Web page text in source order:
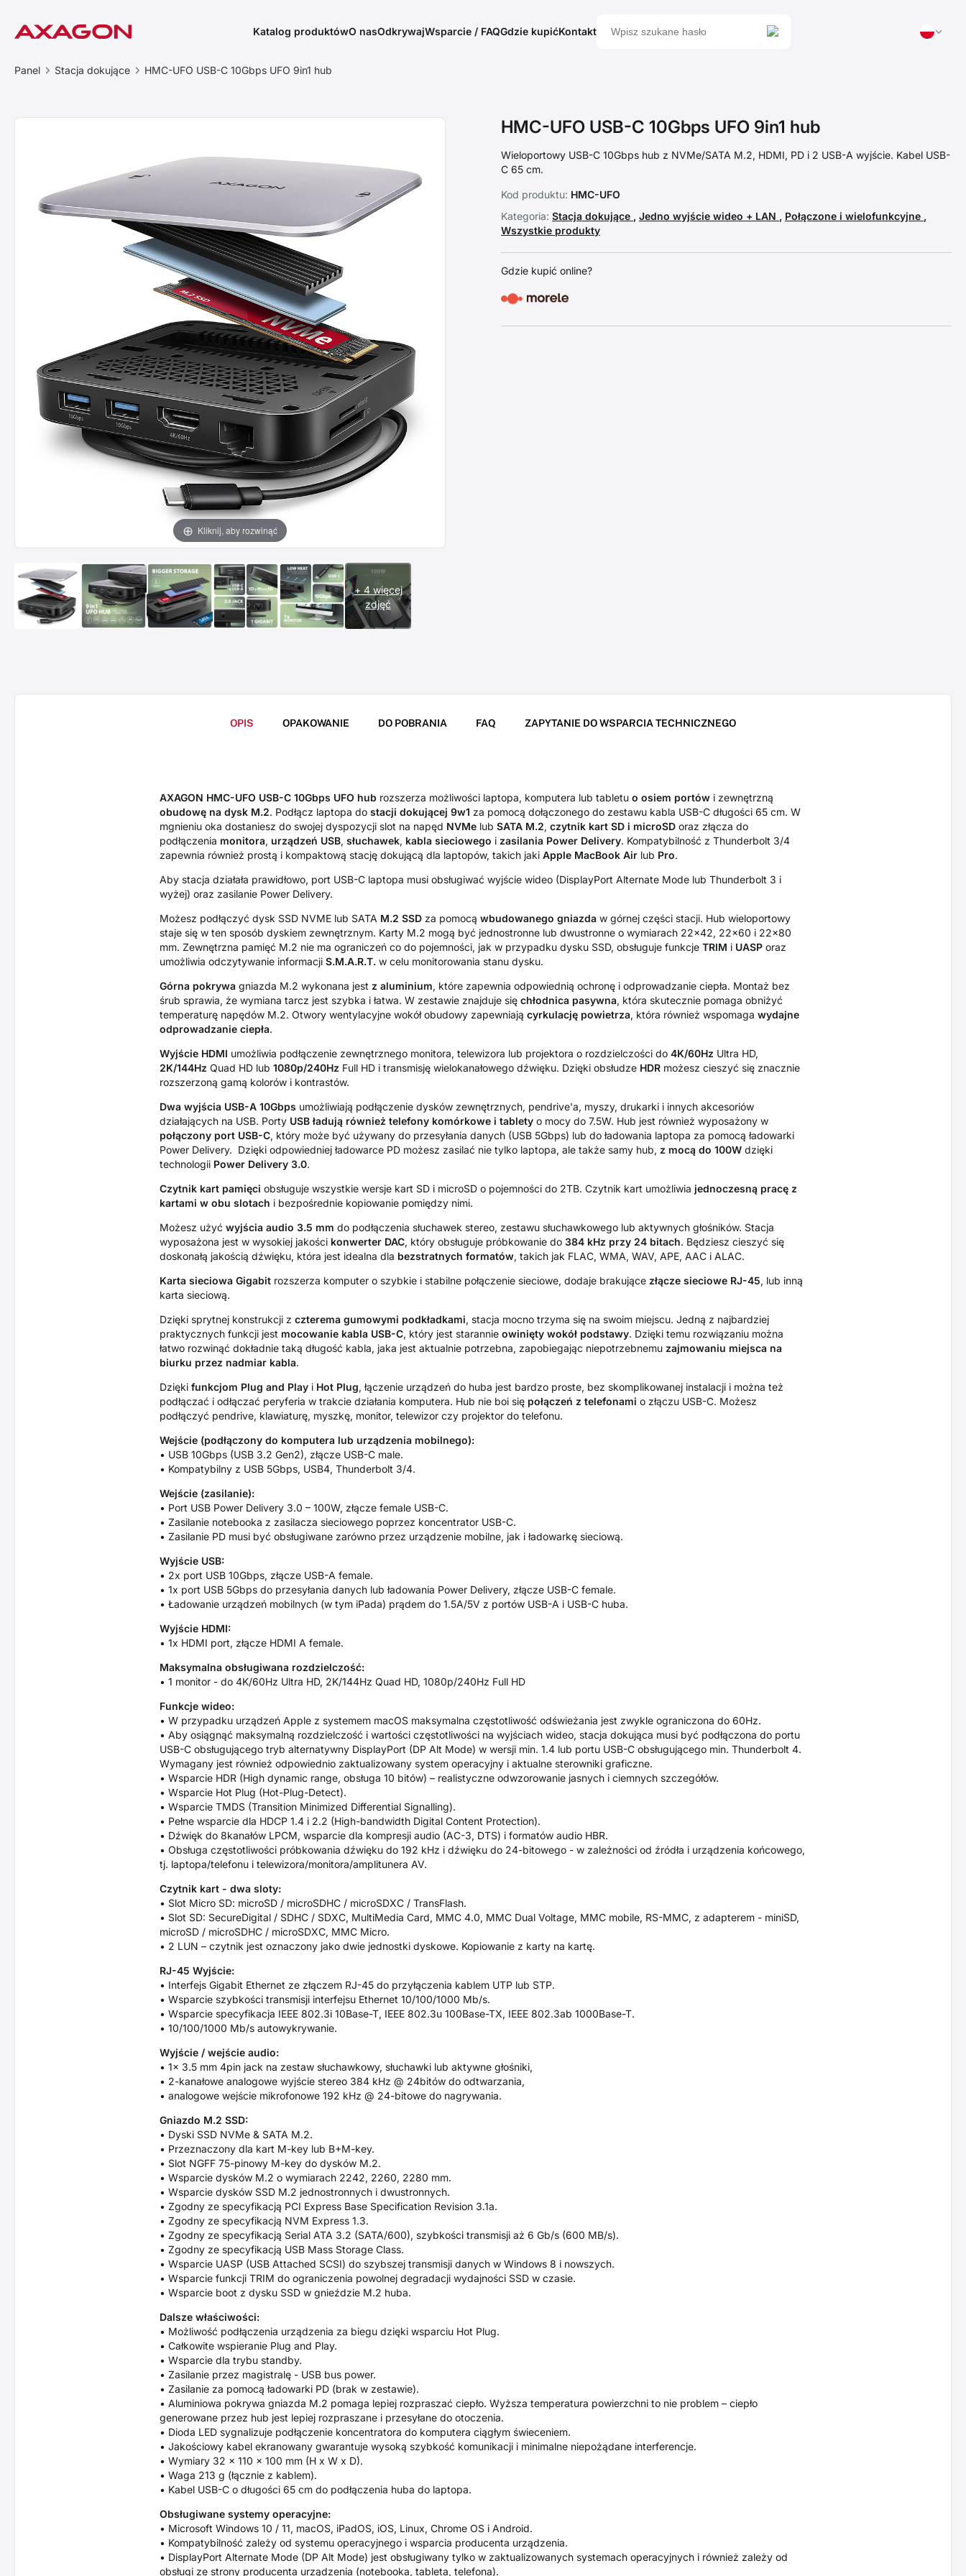
Katalog produktówO nasOdkrywajWsparcie / FAQGdzie kupićKontakt
Panel Stacja dokujące HMC-UFO USB-C 10Gbps UFO 9in1 hub
Kliknij, aby rozwinąć
+ 4 więcej
zdjęć
HMC-UFO USB-C 10Gbps UFO 9in1 hub
Wieloportowy USB-C 10Gbps hub z NVMe/SATA M.2, HDMI, PD i 2 USB-A wyjście. Kabel USB-
C 65 cm.
Kod produktu: HMC-UFO
Kategoria: Stacja dokujące , Jedno wyjście wideo + LAN , Połączone i wielofunkcyjne ,
Wszystkie produkty
Gdzie kupić online?
OPIS OPAKOWANIE DO POBRANIA FAQ ZAPYTANIE DO WSPARCIA TECHNICZNEGO
AXAGON HMC-UFO USB-C 10Gbps UFO hub rozszerza możliwości laptopa, komputera lub tabletu o osiem portów i zewnętrzną
obudowę na dysk M.2. Podłącz laptopa do stacji dokującej 9w1 za pomocą dołączonego do zestawu kabla USB-C długości 65 cm. W
mgnieniu oka dostaniesz do swojej dyspozycji slot na napęd NVMe lub SATA M.2, czytnik kart SD i microSD oraz złącza do
podłączenia monitora, urządzeń USB, słuchawek, kabla sieciowego i zasilania Power Delivery. Kompatybilność z Thunderbolt 3/4
zapewnia również prostą i kompaktową stację dokującą dla laptopów, takich jaki Apple MacBook Air lub Pro.
Aby stacja działała prawidłowo, port USB-C laptopa musi obsługiwać wyjście wideo (DisplayPort Alternate Mode lub Thunderbolt 3 i
wyżej) oraz zasilanie Power Delivery.
Możesz podłączyć dysk SSD NVME lub SATA M.2 SSD za pomocą wbudowanego gniazda w górnej części stacji. Hub wieloportowy
staje się w ten sposób dyskiem zewnętrznym. Karty M.2 mogą być jednostronne lub dwustronne o wymiarach 22x42, 22x60 i 22x80
mm. Zewnętrzna pamięć M.2 nie ma ograniczeń co do pojemności, jak w przypadku dysku SSD, obsługuje funkcje TRIM i UASP oraz
umożliwia odczytywanie informacji S.M.A.R.T. w celu monitorowania stanu dysku.
Górna pokrywa gniazda M.2 wykonana jest z aluminium, które zapewnia odpowiednią ochronę i odprowadzanie ciepła. Montaż bez
śrub sprawia, że wymiana tarcz jest szybka i łatwa. W zestawie znajduje się chłodnica pasywna, która skutecznie pomaga obniżyć
temperaturę napędów M.2. Otwory wentylacyjne wokół obudowy zapewniają cyrkulację powietrza, która również wspomaga wydajne
odprowadzanie ciepła.
Wyjście HDMI umożliwia podłączenie zewnętrznego monitora, telewizora lub projektora o rozdzielczości do 4K/60Hz Ultra HD,
2K/144Hz Quad HD lub 1080p/240Hz Full HD i transmisję wielokanałowego dźwięku. Dzięki obsłudze HDR możesz cieszyć się znacznie
rozszerzoną gamą kolorów i kontrastów.
Dwa wyjścia USB-A 10Gbps umożliwiają podłączenie dysków zewnętrznych, pendrive'a, myszy, drukarki i innych akcesoriów
działających na USB. Porty USB ładują również telefony komórkowe i tablety o mocy do 7.5W. Hub jest również wyposażony w
połączony port USB-C, który może być używany do przesyłania danych (USB 5Gbps) lub do ładowania laptopa za pomocą ładowarki
Power Delivery. Dzięki odpowiedniej ładowarce PD możesz zasilać nie tylko laptopa, ale także samy hub, z mocą do 100W dzięki
technologii Power Delivery 3.0.
Czytnik kart pamięci obsługuje wszystkie wersje kart SD i microSD o pojemności do 2TB. Czytnik kart umożliwia jednoczesną pracę z
kartami w obu slotach i bezpośrednie kopiowanie pomiędzy nimi.
Możesz użyć wyjścia audio 3.5 mm do podłączenia słuchawek stereo, zestawu słuchawkowego lub aktywnych głośników. Stacja
wyposażona jest w wysokiej jakości konwerter DAC, który obsługuje próbkowanie do 384 kHz przy 24 bitach. Będziesz cieszyć się
doskonałą jakością dźwięku, która jest idealna dla bezstratnych formatów, takich jak FLAC, WMA, WAV, APE, AAC i ALAC.
Karta sieciowa Gigabit rozszerza komputer o szybkie i stabilne połączenie sieciowe, dodaje brakujące złącze sieciowe RJ-45, lub inną
karta sieciową.
Dzięki sprytnej konstrukcji z czterema gumowymi podkładkami, stacja mocno trzyma się na swoim miejscu. Jedną z najbardziej
praktycznych funkcji jest mocowanie kabla USB-C, który jest starannie owinięty wokół podstawy. Dzięki temu rozwiązaniu można
łatwo rozwinąć dokładnie taką długość kabla, jaka jest aktualnie potrzebna, zapobiegając niepotrzebnemu zajmowaniu miejsca na
biurku przez nadmiar kabla.
Dzięki funkcjom Plug and Play i Hot Plug, łączenie urządzeń do huba jest bardzo proste, bez skomplikowanej instalacji i można też
podłączać i odłączać peryferia w trakcie działania komputera. Hub nie boi się połączeń z telefonami o złączu USB-C. Możesz
podłączyć pendrive, klawiaturę, myszkę, monitor, telewizor czy projektor do telefonu.
Wejście (podłączony do komputera lub urządzenia mobilnego):
• USB 10Gbps (USB 3.2 Gen2), złącze USB-C male.
• Kompatybilny z USB 5Gbps, USB4, Thunderbolt 3/4.
Wejście (zasilanie):
• Port USB Power Delivery 3.0 – 100W, złącze female USB-C.
• Zasilanie notebooka z zasilacza sieciowego poprzez koncentrator USB-C.
• Zasilanie PD musi być obsługiwane zarówno przez urządzenie mobilne, jak i ładowarkę sieciową.
Wyjście USB:
• 2x port USB 10Gbps, złącze USB-A female.
• 1x port USB 5Gbps do przesyłania danych lub ładowania Power Delivery, złącze USB-C female.
• Ładowanie urządzeń mobilnych (w tym iPada) prądem do 1.5A/5V z portów USB-A i USB-C huba.
Wyjście HDMI:
• 1x HDMI port, złącze HDMI A female.
Maksymalna obsługiwana rozdzielczość:
• 1 monitor - do 4K/60Hz Ultra HD, 2K/144Hz Quad HD, 1080p/240Hz Full HD
Funkcje wideo:
• W przypadku urządzeń Apple z systemem macOS maksymalna częstotliwość odświeżania jest zwykle ograniczona do 60Hz.
• Aby osiągnąć maksymalną rozdzielczość i wartości częstotliwości na wyjściach wideo, stacja dokująca musi być podłączona do portu
USB-C obsługującego tryb alternatywny DisplayPort (DP Alt Mode) w wersji min. 1.4 lub portu USB-C obsługującego min. Thunderbolt 4.
Wymagany jest również odpowiednio zaktualizowany system operacyjny i aktualne sterowniki graficzne.
• Wsparcie HDR (High dynamic range, obsługa 10 bitów) – realistyczne odwzorowanie jasnych i ciemnych szczegółów.
• Wsparcie Hot Plug (Hot-Plug-Detect).
• Wsparcie TMDS (Transition Minimized Differential Signalling).
• Pełne wsparcie dla HDCP 1.4 i 2.2 (High-bandwidth Digital Content Protection).
• Dźwięk do 8kanałów LPCM, wsparcie dla kompresji audio (AC-3, DTS) i formatów audio HBR.
• Obsługa częstotliwości próbkowania dźwięku do 192 kHz i dźwięku do 24-bitowego - w zależności od źródła i urządzenia końcowego,
tj. laptopa/telefonu i telewizora/monitora/amplitunera AV.
Czytnik kart - dwa sloty:
• Slot Micro SD: microSD / microSDHC / microSDXC / TransFlash.
• Slot SD: SecureDigital / SDHC / SDXC, MultiMedia Card, MMC 4.0, MMC Dual Voltage, MMC mobile, RS-MMC, z adapterem - miniSD,
microSD / microSDHC / microSDXC, MMC Micro.
• 2 LUN – czytnik jest oznaczony jako dwie jednostki dyskowe. Kopiowanie z karty na kartę.
RJ-45 Wyjście:
• Interfejs Gigabit Ethernet ze złączem RJ-45 do przyłączenia kablem UTP lub STP.
• Wsparcie szybkości transmisji interfejsu Ethernet 10/100/1000 Mb/s.
• Wsparcie specyfikacja IEEE 802.3i 10Base-T, IEEE 802.3u 100Base-TX, IEEE 802.3ab 1000Base-T.
• 10/100/1000 Mb/s autowykrywanie.
Wyjście / wejście audio:
• 1x 3.5 mm 4pin jack na zestaw słuchawkowy, słuchawki lub aktywne głośniki,
• 2-kanałowe analogowe wyjście stereo 384 kHz @ 24bitów do odtwarzania,
• analogowe wejście mikrofonowe 192 kHz @ 24-bitowe do nagrywania.
Gniazdo M.2 SSD:
• Dyski SSD NVMe & SATA M.2.
• Przeznaczony dla kart M-key lub B+M-key.
• Slot NGFF 75-pinowy M-key do dysków M.2.
• Wsparcie dysków M.2 o wymiarach 2242, 2260, 2280 mm.
• Wsparcie dysków SSD M.2 jednostronnych i dwustronnych.
• Zgodny ze specyfikacją PCI Express Base Specification Revision 3.1a.
• Zgodny ze specyfikacją NVM Express 1.3.
• Zgodny ze specyfikacją Serial ATA 3.2 (SATA/600), szybkości transmisji aż 6 Gb/s (600 MB/s).
• Zgodny ze specyfikacją USB Mass Storage Class.
• Wsparcie UASP (USB Attached SCSI) do szybszej transmisji danych w Windows 8 i nowszych.
• Wsparcie funkcji TRIM do ograniczenia powolnej degradacji wydajności SSD w czasie.
• Wsparcie boot z dysku SSD w gnieździe M.2 huba.
Dalsze właściwości:
• Możliwość podłączenia urządzenia za biegu dzięki wsparciu Hot Plug.
• Całkowite wspieranie Plug and Play.
• Wsparcie dla trybu standby.
• Zasilanie przez magistralę - USB bus power.
• Zasilanie za pomocą ładowarki PD (brak w zestawie).
• Aluminiowa pokrywa gniazda M.2 pomaga lepiej rozpraszać ciepło. Wyższa temperatura powierzchni to nie problem – ciepło
generowane przez hub jest lepiej rozpraszane i przesyłane do otoczenia.
• Dioda LED sygnalizuje podłączenie koncentratora do komputera ciągłym świeceniem.
• Jakościowy kabel ekranowany gwarantuje wysoką szybkość komunikacji i minimalne niepożądane interferencje.
• Wymiary 32 x 110 x 100 mm (H x W x D).
• Waga 213 g (łącznie z kablem).
• Kabel USB-C o długości 65 cm do podłączenia huba do laptopa.
Obsługiwane systemy operacyjne:
• Microsoft Windows 10 / 11, macOS, iPadOS, iOS, Linux, Chrome OS i Android.
• Kompatybilność zależy od systemu operacyjnego i wsparcia producenta urządzenia.
• DisplayPort Alternate Mode (DP Alt Mode) jest obsługiwany tylko w zaktualizowanych systemach operacyjnych i również zależy od
obsługi ze strony producenta urządzenia (notebooka, tableta, telefona).